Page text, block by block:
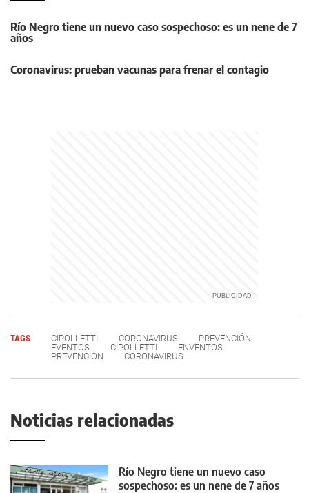
Río Negro tiene un nuevo caso sospechoso: es un nene de 7
años
Coronavirus: prueban vacunas para frenar el contagio
TAGS CIPOLLETTI CORONAVIRUS
PREVENCIÓN
EVENTOS
CIPOLLETTI
ENVENTOS
PREVENCION
CORONAVIRUS
Noticias relacionadas
Río Negro tiene un nuevo caso
sospechoso: es un nene de 7 años